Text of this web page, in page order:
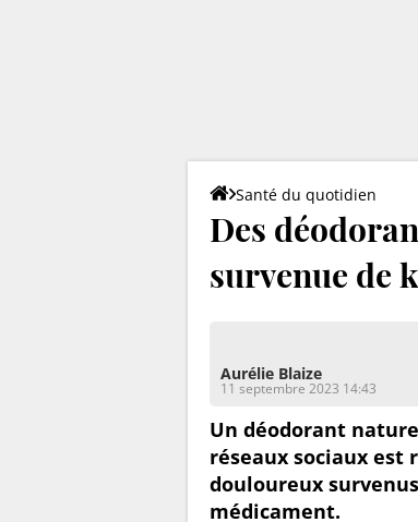
Santé du quotidien
Des
survenue de
Aurélie Blaize
11 septembre 2023 14:43
Un déodorant
réseaux sociaux est
douloureux
médicament.